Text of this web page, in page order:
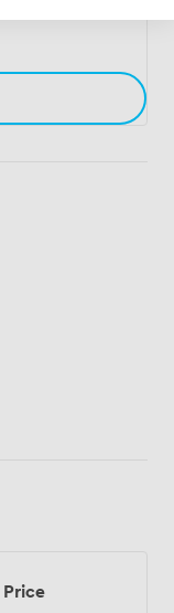
Price